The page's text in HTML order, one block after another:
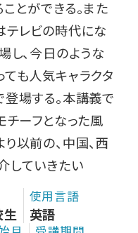
とができる。また
テレビの時代にな
し、今日のような
も人気キャラクタ
場する。本講義で
チーフとなった風
以前の、中国、西
していきたい
生
使用言語
英語